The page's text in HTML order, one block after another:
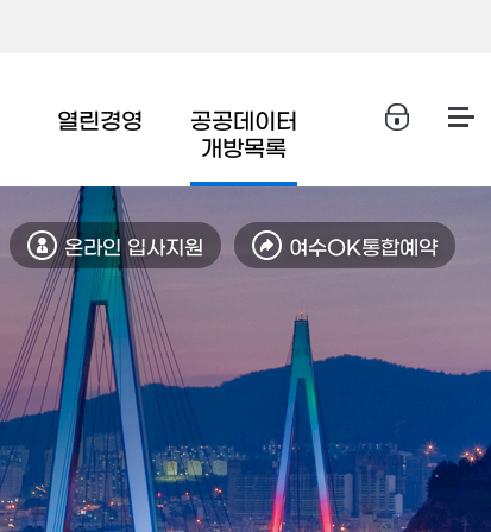
열린경영
공공데이터
개방목록
온라인 입사지원 여수OK통합예약